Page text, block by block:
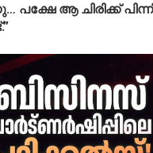
പക്ഷേ ആ ചിരിക്ക്